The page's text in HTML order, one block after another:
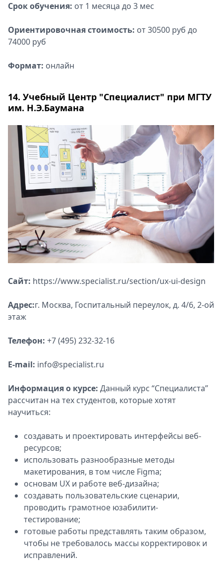
Срок обучения: от 1 месяца до 3 мес
Ориентировочная стоимость: от 30500 руб до
74000 руб
Формат: онлайн
14. Учебный Центр "Специалист" при МГТУ
им. Н.Э.Баумана
Сайт: https://www.specialist.ru/section/ux-ui-design
Адрес:г. Москва, Госпитальный переулок, д. 4/6, 2-ой
этаж
Телефон: +7 (495) 232-32-16
E-mail: info@specialist.ru
Информация о курсе: Данный курс “Специалиста”
рассчитан на тех студентов, которые хотят
научиться:
создавать и проектировать интерфейсы веб-
ресурсов;
использовать разнообразные методы
макетирования, в том числе Figma;
основам UX и работе веб-дизайна;
создавать пользовательские сценарии,
проводить грамотное юзабилити-
тестирование;
готовые работы представлять таким образом,
чтобы не требовалось массы корректировок и
исправлений.